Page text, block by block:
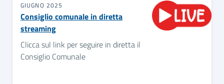
GIUGNO 2025
Consiglio comunale in diretta
streaming
Clicca sul link per seguire in diretta il
Consiglio Comunale